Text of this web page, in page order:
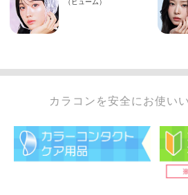
カラコンを安全にお使い